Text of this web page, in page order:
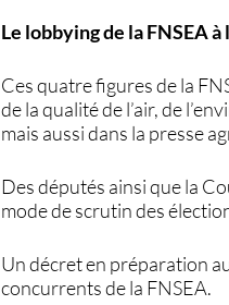
Le lobbying de la FNSEA à
Ces quatre figures de la
de la qualité de l’air, de
mais aussi dans la presse
Des députés ainsi que la
mode de scrutin des
Un décret en préparation
concurrents de la FNSEA.